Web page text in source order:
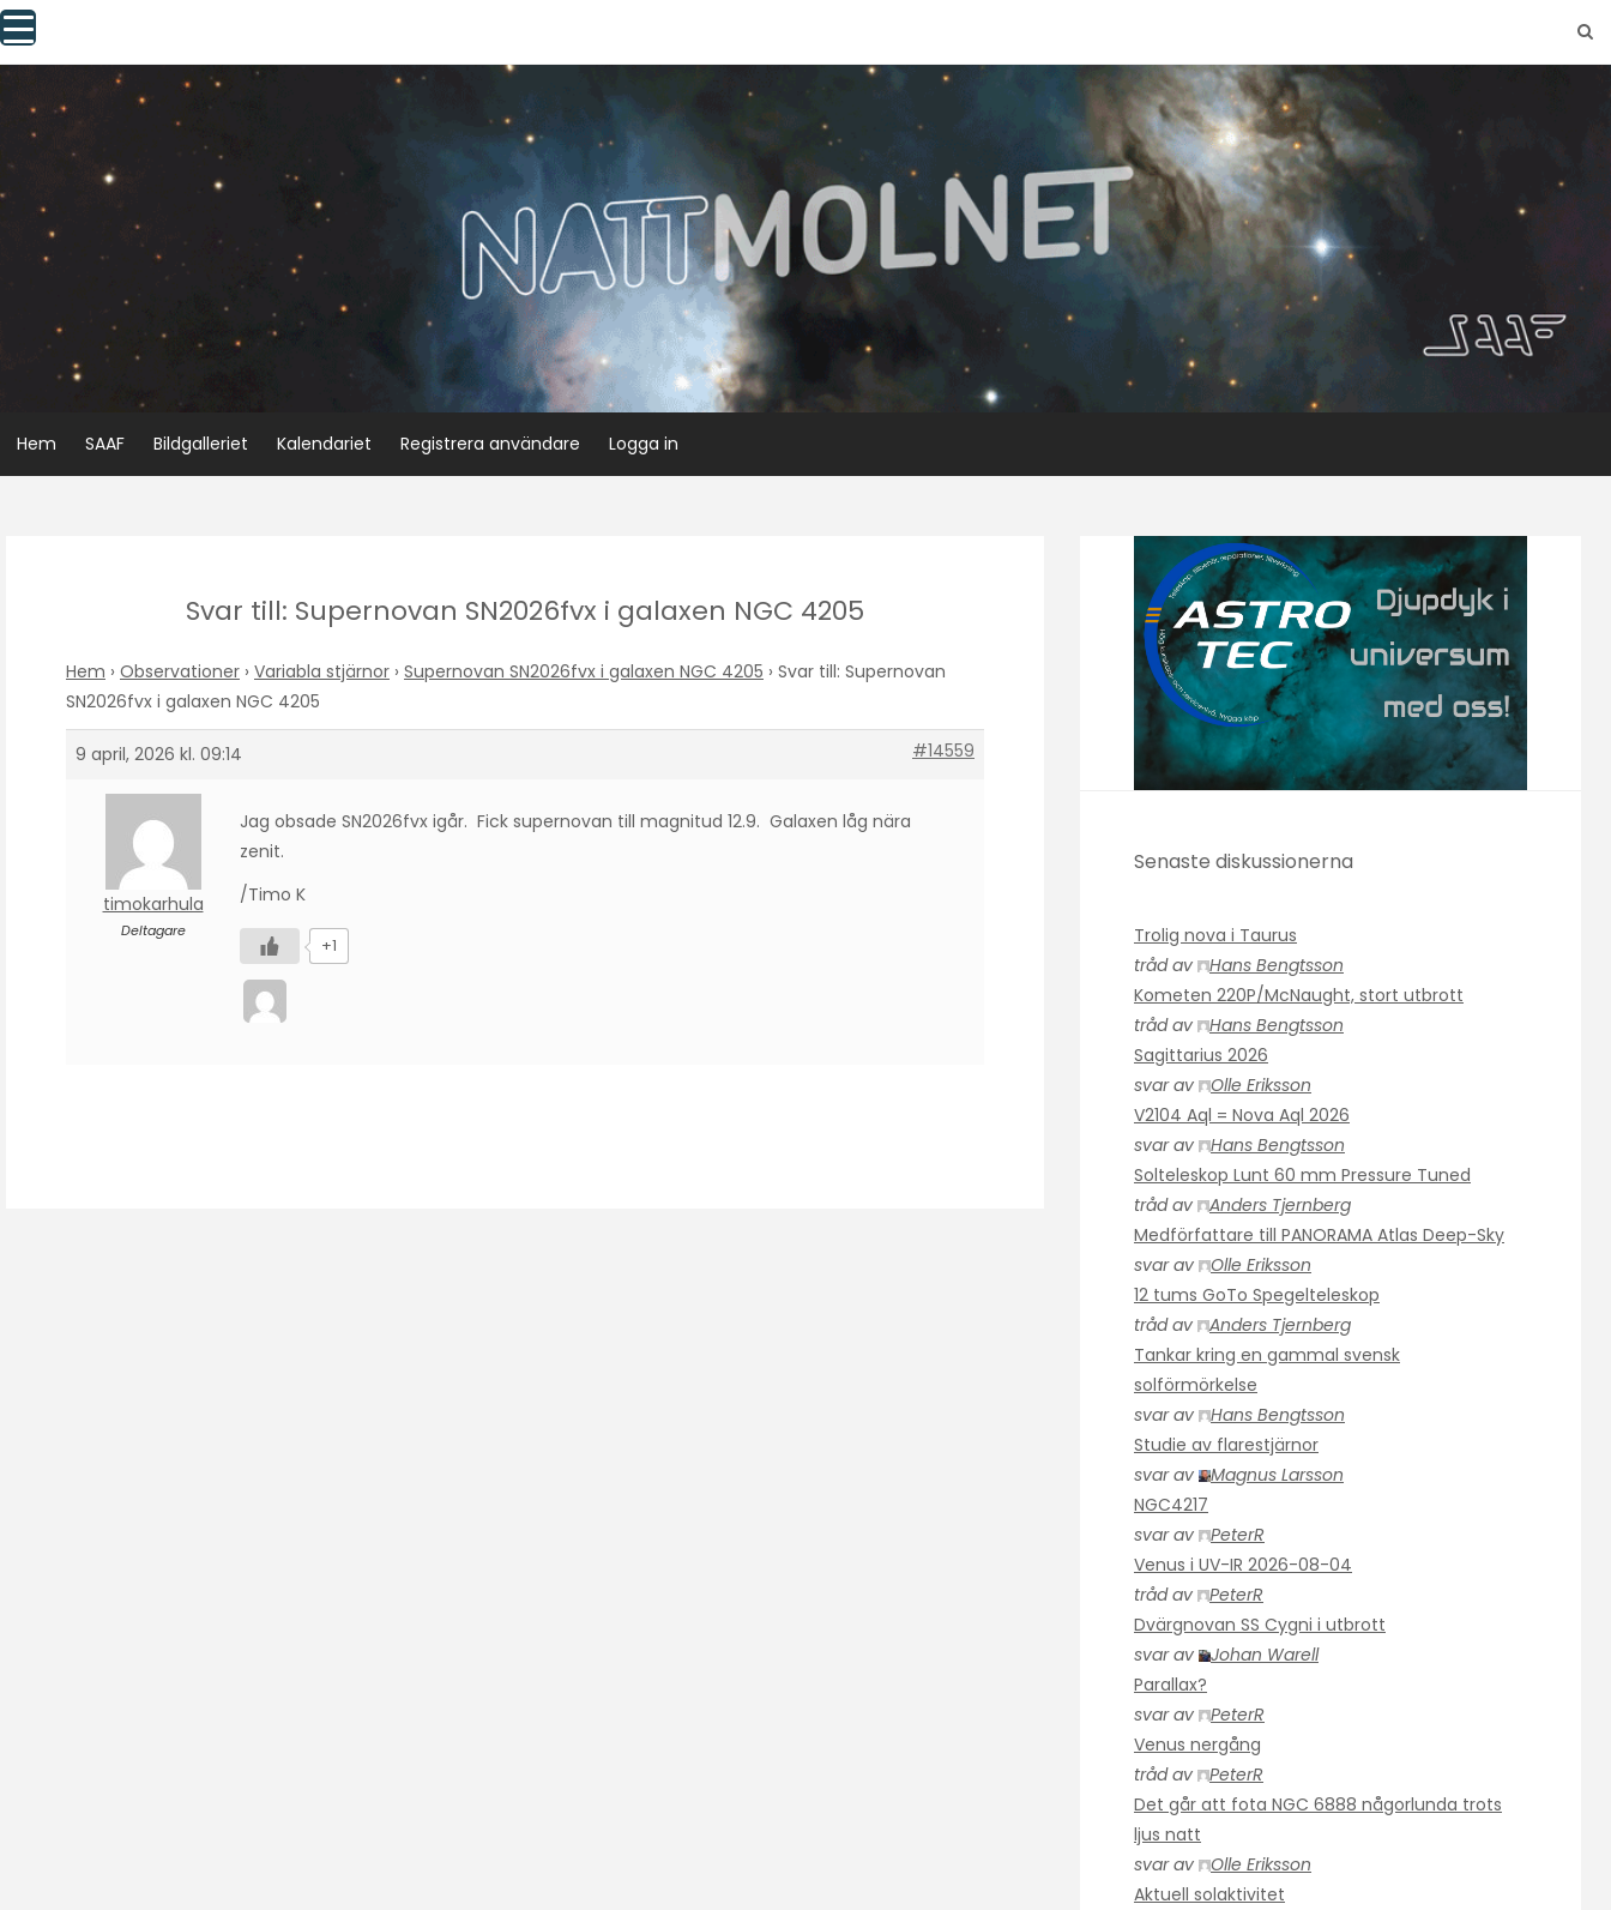
Skip
to
content
Hem SAAF Bildgalleriet Kalendariet Registrera användare Logga in
Svar till: Supernovan SN2026fvx i galaxen NGC 4205
Hem › Observationer › Variabla stjärnor › Supernovan SN2026fvx i galaxen NGC 4205 › Svar till: Supernovan
SN2026fvx i galaxen NGC 4205
9 april, 2026 kl. 09:14 #14559
timokarhula
Deltagare
Jag obsade SN2026fvx igår. Fick supernovan till magnitud 12.9. Galaxen låg nära
zenit.
/Timo K
+1
Senaste diskussionerna
Trolig nova i Taurus
tråd av
Hans Bengtsson
Kometen 220P/McNaught, stort utbrott
tråd av
Hans Bengtsson
Sagittarius 2026
svar av
Olle Eriksson
V2104 Aql = Nova Aql 2026
svar av
Hans Bengtsson
Solteleskop Lunt 60 mm Pressure Tuned
tråd av
Anders Tjernberg
Medförfattare till PANORAMA Atlas Deep-Sky
svar av
Olle Eriksson
12 tums GoTo Spegelteleskop
tråd av
Anders Tjernberg
Tankar kring en gammal svensk
solförmörkelse
svar av
Hans Bengtsson
Studie av flarestjärnor
svar av
Magnus Larsson
NGC4217
svar av
PeterR
Venus i UV-IR 2026-08-04
tråd av
PeterR
Dvärgnovan SS Cygni i utbrott
svar av
Johan Warell
Parallax?
svar av
PeterR
Venus nergång
tråd av
PeterR
Det går att fota NGC 6888 någorlunda trots
ljus natt
svar av
Olle Eriksson
Aktuell solaktivitet